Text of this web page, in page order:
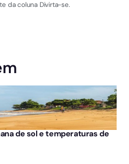
da coluna Divirta-se.
de sol e temperaturas de